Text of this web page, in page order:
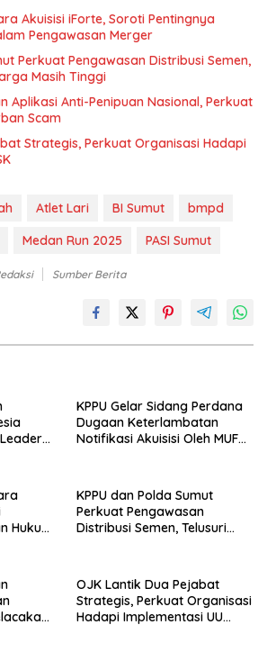
Akuisisi iForte, Soroti Pentingnya
Pengawasan Merger
Perkuat Pengawasan Distribusi Semen,
Masih Tinggi
Aplikasi Anti-Penipuan Nasional, Perkuat
Scam
Strategis, Perkuat Organisasi Hadapi
Atlet Lari BI Sumut
bmpd
Medan Run 2025 PASI Sumut
Sumber Berita
KPPU Gelar Sidang Perdana
Dugaan Keterlambatan
Notifikasi Akuisisi Oleh MUFG
Hukum
KPPU dan Polda Sumut
Perkuat Pengawasan
Distribusi Semen, Telusuri
OJK Lantik Dua Pejabat
Strategis, Perkuat Organisasi
Hadapi Implementasi UU